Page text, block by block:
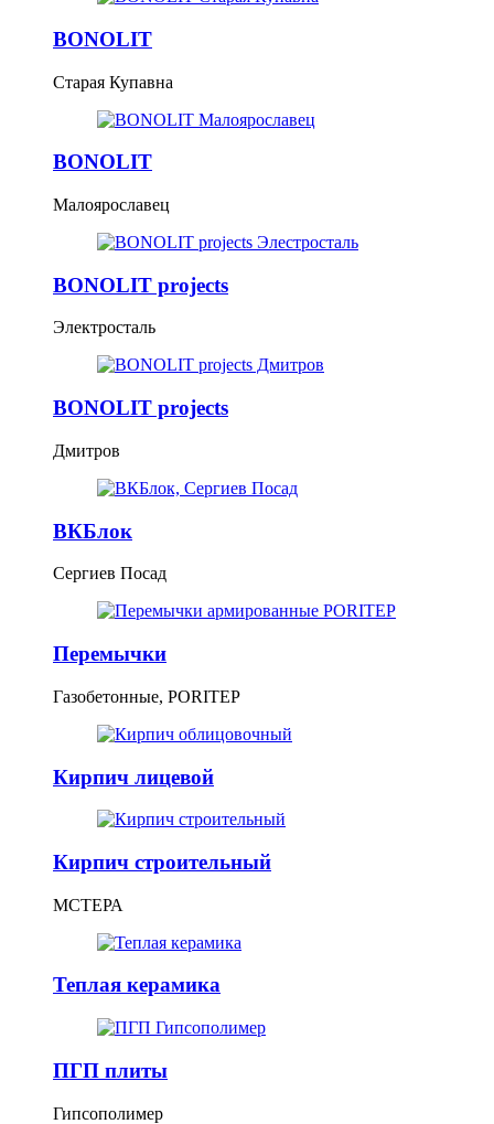
BONOLIT
Старая Купавна
BONOLIT
Малоярославец
BONOLIT projects
Электросталь
BONOLIT projects
Дмитров
ВКБлок
Сергиев Посад
Перемычки
Газобетонные, PORITEP
Кирпич лицевой
Кирпич строительный
МСТЕРА
Теплая керамика
ПГП плиты
Гипсополимер